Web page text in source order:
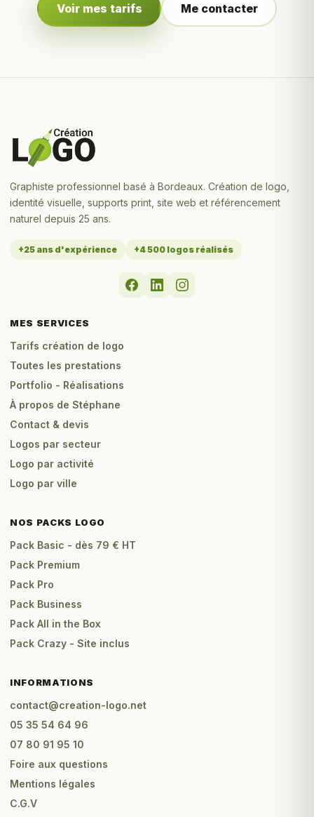
Voir mes tarifs Me contacter
Graphiste professionnel basé à Bordeaux. Création de logo,
identité visuelle, supports print, site web et référencement
naturel depuis 25 ans.
+25 ans d'expérience +4 500 logos réalisés
MES SERVICES
Tarifs création de logo
Toutes les prestations
Portfolio - Réalisations
À propos de Stéphane
Contact & devis
Logos par secteur
Logo par activité
Logo par ville
NOS PACKS LOGO
Pack Basic - dès 79 € HT
Pack Premium
Pack Pro
Pack Business
Pack All in the Box
Pack Crazy - Site inclus
INFORMATIONS
contact@creation-logo.net
05 35 54 64 96
07 80 91 95 10
Foire aux questions
Mentions légales
C.G.V